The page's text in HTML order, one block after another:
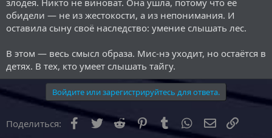
обидели — не из жестокости, а из непонимания. И
оставила сыну своё наследство: умение слышать лес.
В этом — весь смысл образа. Мис-нэ уходит, но остаётся в
детях. В тех, кто умеет слышать тайгу.
Войдите или зарегистрируйтесь для ответа.
Поделиться: Facebook
TwitterReddit PinterestTumblr WhatsApp